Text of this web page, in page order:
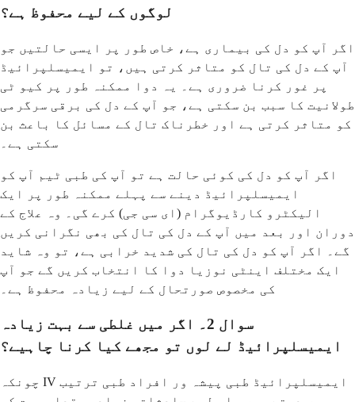
لوگوں کے لیے محفوظ ہے؟
اگر آپ کو دل کی بیماری ہے، خاص طور پر ایسی حالتیں جو
آپ کے دل کی تال کو متاثر کرتی ہیں، تو ایمیسلپرائیڈ
پر غور کرنا ضروری ہے۔ یہ دوا ممکنہ طور پر کیو ٹی
طولانیت کا سبب بن سکتی ہے، جو آپ کے دل کی برقی سرگرمی
کو متاثر کرتی ہے اور خطرناک تال کے مسائل کا باعث بن
سکتی ہے۔
اگر آپ کو دل کی کوئی حالت ہے تو آپ کی طبی ٹیم آپ کو
ایمیسلپرائیڈ دینے سے پہلے ممکنہ طور پر ایک
الیکٹرو کارڈیوگرام (ای سی جی) کرے گی۔ وہ علاج کے
دوران اور بعد میں آپ کے دل کی تال کی بھی نگرانی کریں
گے۔ اگر آپ کو دل کی تال کی شدید خرابی ہے، تو وہ شاید
ایک مختلف اینٹی نوزیا دوا کا انتخاب کریں گے جو آپ
کی مخصوص صورتحال کے لیے زیادہ محفوظ ہے۔
سوال 2۔ اگر میں غلطی سے بہت زیادہ
ایمیسلپرائیڈ لے لوں تو مجھے کیا کرنا چاہیے؟
چونکہ IV ایمیسلپرائیڈ طبی پیشہ ور افراد طبی ترتیب